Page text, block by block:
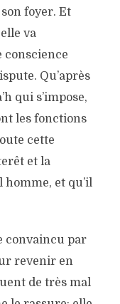
foyer. Et
va
conscience
Qu’après
qui s’impose,
les fonctions
cette
et la
homme, et qu’il
convaincu par
revenir en
de très mal